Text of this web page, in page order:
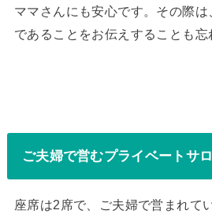
ママさんにも安心です。その際
であることをお伝えすることも忘
ご夫婦で営むプライベートサ
座席は2席で、ご夫婦で営まれて